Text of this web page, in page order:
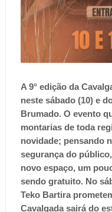
A 9° edição da
neste sábado (10) e
Brumado. O evento
montarias de toda
novidade; pensando
segurança do
novo espaço, um
sendo gratuito. No
Teko Bartira
Cavalgada sairá do